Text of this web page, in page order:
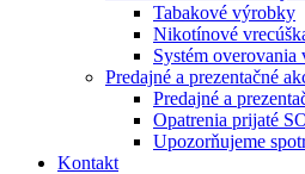
Tabakové výrobky
Nikotínové
Systém overovania
Predajné a prezentačné
Predajné a
Opatrenia prijaté
Upozorňujeme
Kontakt